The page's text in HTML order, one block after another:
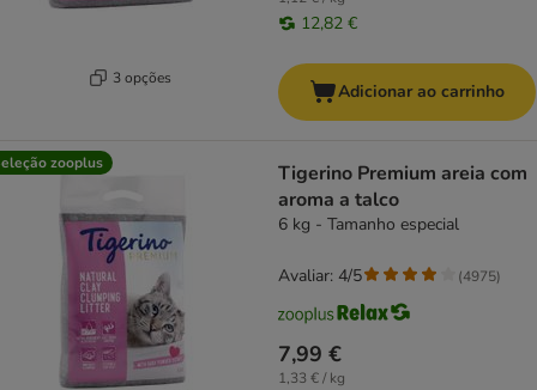
3 opções
12,82 €
Adicionar ao carrinho
zooplus
Tigerino Premium areia com
aroma a talco
6 kg - Tamanho especial
7,99 €
1,33 € / kg
Avaliar: 4/5 (4975)